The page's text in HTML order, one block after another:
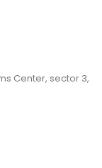
Center, sector 3,